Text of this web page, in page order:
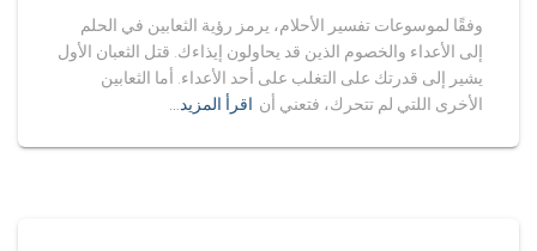
وفقًا لموسوعات تفسير الأحلام، يرمز رؤية الثعابين في الحلم
إلى الأعداء والخصوم الذين قد يحاولون إيذاءك. قتل الثعبان الأول
يشير إلى قدرتك على التغلب على أحد الأعداء. أما الثعابين
الأخرى اللتي لم تتحرك، فتعني أن اقرأ المزيد…